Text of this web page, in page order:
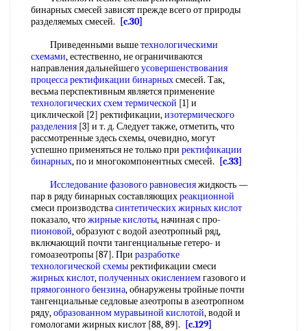
бинарных смесей зависят прежде всего от природы
разделяемых смесей.
[c.30]
Приведенными вышетехнологическими
схемами, естественно, не ограничиваются
направления дальнейшегоусовершенствования
процессаректификации бинарныхсмесей. Так,
весьма перспективным является применение
технологических схемтермической [1] и
циклической [2] ректификации,изотермического
разделения [3] и т. д. Следует также, отметить, что
рассмотренные здесь схемы, очевидно, могут
успешно применяться не только при ректификации
бинарных, по и многокомпонентных смесей.
[c.33]
Исследование фазового равновесияжидкость —
пар в ряду бинарных составляющихреакционной
смеси производствасинтетических жирных кислот
показало, чтожирные кислоты, начиная с про-
пионовой, образуют с водой азеотропный ряд,
включающий почти тангенциальные гетеро- и
гомоазеотропы [87]. При разработке
технологической схемыректификации смеси
жирных кислот,полученных окислениемгазового и
прямогонного бензина, обнаружены тройные почти
тангенциальные седловые азеотропы в азеотропном
ряду,образованном муравьиной кислотой, водой и
гомологами жирных кислот [88, 89].
[c.129]